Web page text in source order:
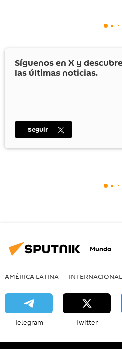
Síguenos en X y descubre
las últimas noticias.
Seguir
Mundo
AMÉRICA LATINA INTERNACIONAL
Telegram Twitter